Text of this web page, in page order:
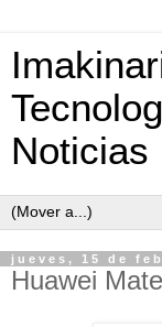
Noticias
jueves, 15 de
Huawei